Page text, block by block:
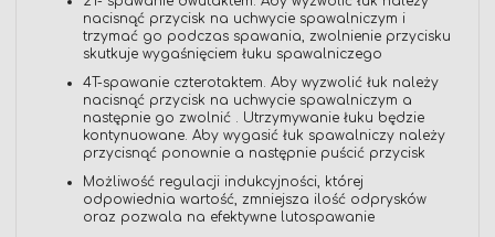
nacisnąć przycisk na uchwycie spawalniczym i
trzymać go podczas spawania, zwolnienie przycisku
skutkuje wygaśnięciem łuku spawalniczego
4T-spawanie czterotaktem. Aby wyzwolić łuk należy
nacisnąć przycisk na uchwycie spawalniczym a
następnie go zwolnić . Utrzymywanie łuku będzie
kontynuowane. Aby wygasić łuk spawalniczy należy
przycisnąć ponownie a następnie puścić przycisk
Możliwość regulacji indukcyjności, której
odpowiednia wartość, zmniejsza ilość odprysków
oraz pozwala na efektywne lutospawanie